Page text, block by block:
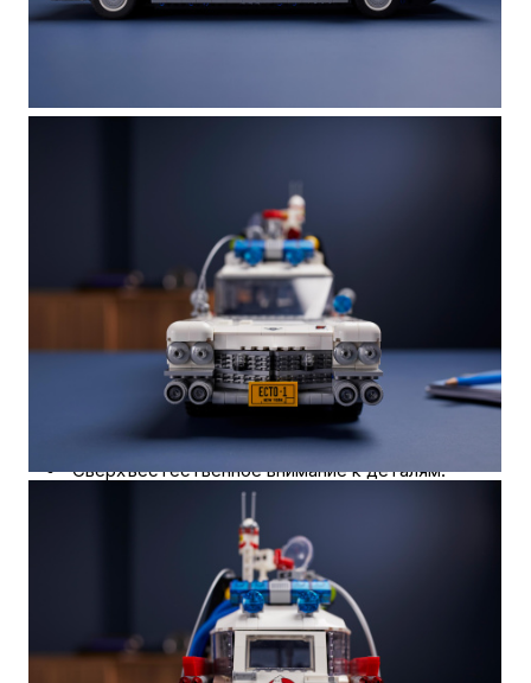
с удовольствием собирать. Собранная модель
Собирая её, вы быстро забудете о повседневных
Это не просто игрушка для взрослых
любителей «Охотников за привидениями»! Это
потрясающая модель автомобиля с подвижным
рулём, люком, ловушкой для призраков,
выдвижным сиденьем для стрелка,
обнаружителем призраков и другим
оборудованием для борьбы с привидениями.
Сверхъестественное внимание к деталям!
Благодаря выпуклому лобовому стеклу,
модульному рулю, кубику с логотипом
«Охотников за привидениями» и другим
аутентичным деталям эта модель станет
отличным украшением для дома или офиса.
Набор с автомобилем ЭКТО-1 идеально
подойдёт для поклонников «Охотников